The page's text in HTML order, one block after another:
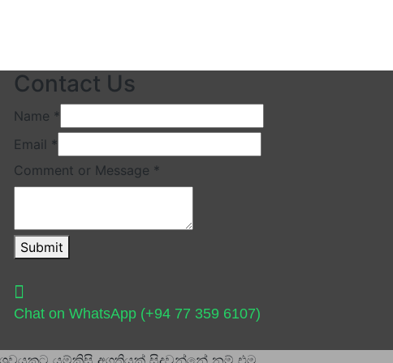
Contact Us
Name *
Email *
Comment or Message *
Submit
Chat on WhatsApp (+94 77 359 6107)
යම්කිසි අගතියක් සිදුවන්නේ නම් එම